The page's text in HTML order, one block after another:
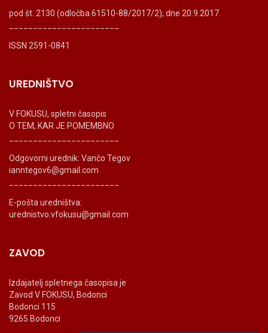
pod št. 2130 (odločba 61510-88/2017/2), dne 20.9.2017.
ISSN 2591-0841
UREDNIŠTVO
V FOKUSU, spletni časopis
O TEM, KAR JE POMEMBNO
Odgovorni urednik: Vančo Tegov
ianntegov6@gmail.com
E-pošta uredništva:
urednistvo.vfokusu@gmail.com
ZAVOD
Izdajatelj spletnega časopisa je
Zavod V FOKUSU, Bodonci
Bodonci 115
9265 Bodonci
_______________________